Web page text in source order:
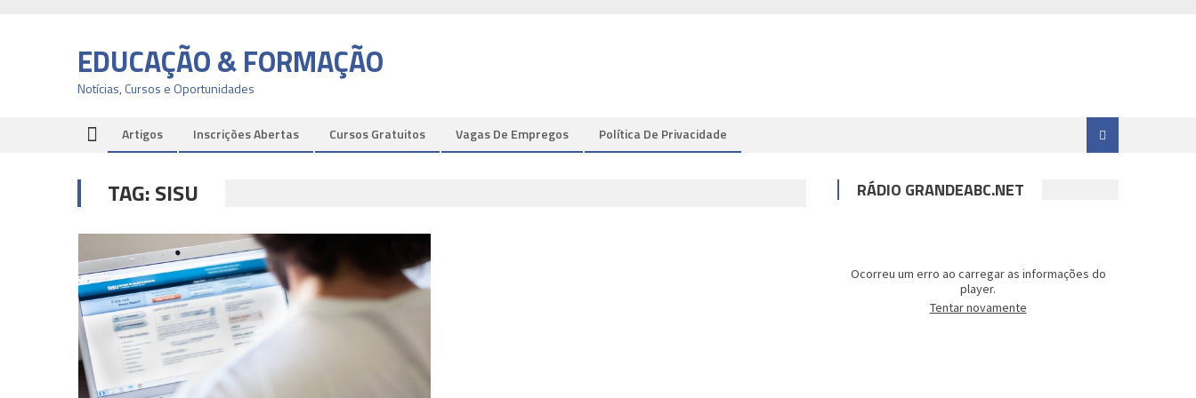
EDUCAÇÃO & FORMAÇÃO
Notícias, Cursos e Oportunidades
Artigos Inscrições Abertas Cursos Gratuitos Vagas De Empregos Política De Privacidade
TAG:SISU RÁDIO GRANDEABC.NET